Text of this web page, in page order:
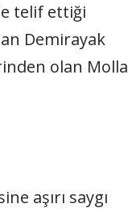
telif ettiği
Demirayak
olan Molla
aşırı saygı